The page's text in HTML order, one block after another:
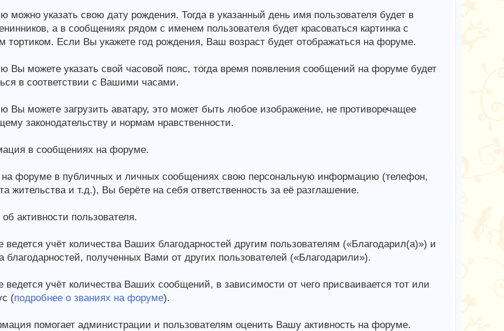
можно указать свою дату рождения. Тогда в указанный день имя пользователя будет в
а в сообщениях рядом с именем пользователя будет красоваться картинка с
тортиком. Если Вы укажете год рождения, Ваш возраст будет отображаться на форуме.
Вы можете указать свой часовой пояс, тогда время появления сообщений на форуме будет
в соответствии с Вашими часами.
Вы можете загрузить аватару, это может быть любое изображение, не противоречащее
законодательству и нормам нравственности.
в сообщениях на форуме.
форуме в публичных и личных сообщениях свою персональную информацию (телефон,
жительства и т.д.), Вы берёте на себя ответственность за её разглашение.
активности пользователя.
учёт количества Ваших благодарностей другим пользователям («Благодарил(а)») и
благодарностей, полученных Вами от других пользователей («Благодарили»).
учёт количества Ваших сообщений, в зависимости от чего присваивается тот или
(подробнее о званиях на форуме).
помогает администрации и пользователям оценить Вашу активность на форуме.